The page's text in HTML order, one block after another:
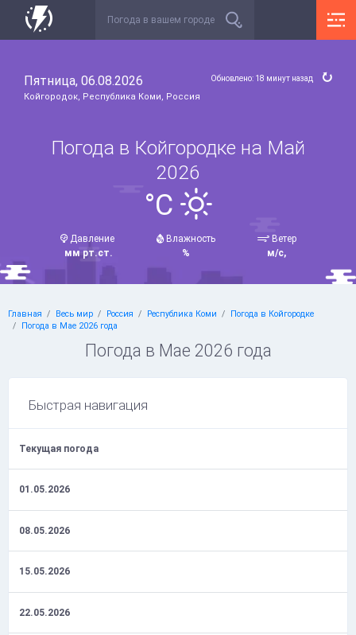
Пятница, 06.08.2026
Койгородок, Республика Коми, Россия
Обновлено: 18 минут назад
Погода в Койгородке на Май
2026
°C
Давление
мм рт.ст.
Влажность
%
Ветер
м/с,
Главная Весь мир Россия Республика Коми
Погода в Койгородке
Погода в Мае 2026 года
Погода в Мае 2026 года
Быстрая навигация
Текущая погода
01.05.2026
08.05.2026
15.05.2026
22.05.2026